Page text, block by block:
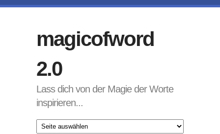
magicofword
2.0
Lass dich von der Magie der Worte
inspirieren...